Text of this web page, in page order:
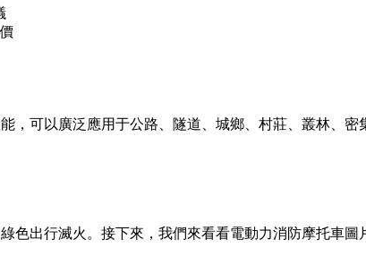
可以廣泛應用于公路、隧道、城鄉、村莊、叢林
行滅火。接下來，我們來看看電動力消防摩托車圖